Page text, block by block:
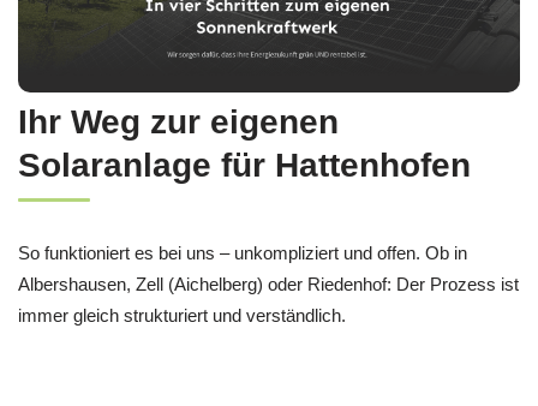
Ihr Weg zur eigenen
Solaranlage für Hattenhofen
So funktioniert es bei uns – unkompliziert und offen. Ob in
Albershausen, Zell (Aichelberg) oder Riedenhof: Der Prozess ist
immer gleich strukturiert und verständlich.